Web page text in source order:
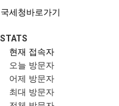
국세청바로가기
STATS
현재 접속자
오늘 방문자
어제 방문자
최대 방문자